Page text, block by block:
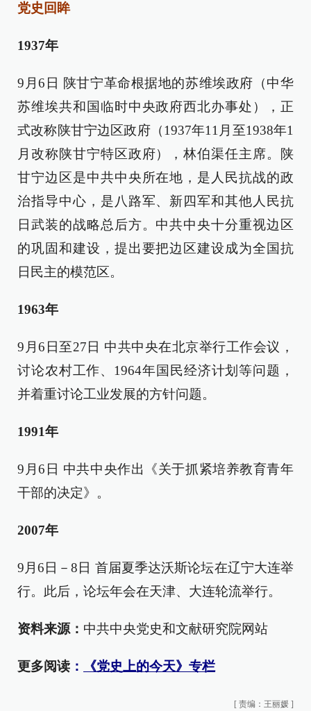
党史回眸
1937年
9月6日 陕甘宁革命根据地的苏维埃政府（中华
苏维埃共和国临时中央政府西北办事处），正
式改称陕甘宁边区政府（1937年11月至1938年1
月改称陕甘宁特区政府），林伯渠任主席。陕
甘宁边区是中共中央所在地，是人民抗战的政
治指导中心，是八路军、新四军和其他人民抗
日武装的战略总后方。中共中央十分重视边区
的巩固和建设，提出要把边区建设成为全国抗
日民主的模范区。
1963年
9月6日至27日 中共中央在北京举行工作会议，
讨论农村工作、1964年国民经济计划等问题，
并着重讨论工业发展的方针问题。
1991年
9月6日 中共中央作出《关于抓紧培养教育青年
干部的决定》。
2007年
9月6日－8日 首届夏季达沃斯论坛在辽宁大连举
行。此后，论坛年会在天津、大连轮流举行。
资料来源： 中共中央党史和文献研究院网站
更多阅读 ： 《党史上的今天》专栏
[ 责编：王丽媛 ]